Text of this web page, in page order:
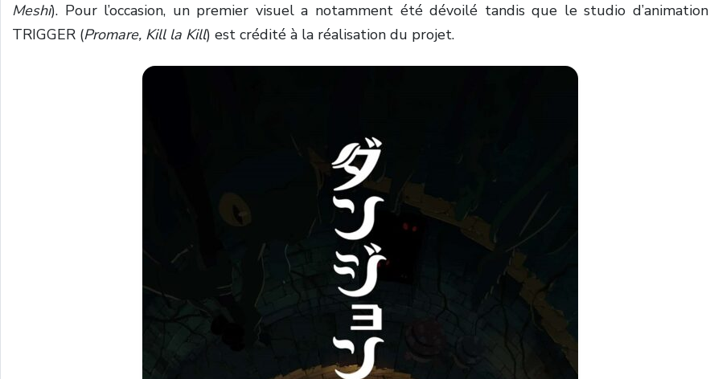
Meshi). Pour l’occasion, un premier visuel a notamment été dévoilé tandis que le studio d’animation
TRIGGER (Promare, Kill la Kill) est crédité à la réalisation du projet.